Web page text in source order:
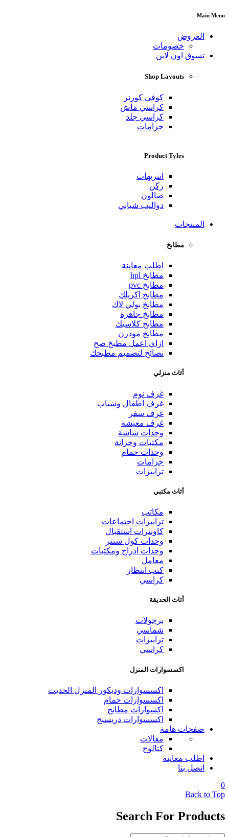
Main Menu
العروض
خصومات
تسوق اون لاين
Shop Layouts
كوفي كورنر
كراسي ماش
كراسي جلد
جزامات
Product Tyles
انتريهات
ركن
صالون
دواليب شبابي
المنتجات
مطابخ
اطلب معاينة
مطابخ hpl
مطابخ pvc
مطابخ اكريلك
مطابخ بولي لاك
مطابخ جاهزة
مطابخ كلاسيك
مطابخ مودرن
ازاي اعمل مطبخ صح
نصائح لتصميم مطبخك
أثاث منزلي
غرف نوم
غرف اطفال وشباب
غرف سفر
غرف معيشة
وحدات شاشة
مكتبات وخزانة
وحدات حمام
جزامات
ترابيزات
أثاث مكتبي
مكاتب
ترابيزات اجتماعات
كاونترات استقبال
وحدات كول سنتر
وحدات ادراج ومكتبات
معامل
كنب انتظار
كراسي
أثاث الحديقة
برجولات
شماسي
ترابيزات
كراسي
اكسسوارات المنزل
اكسسوارات وديكور المنزل الحديث
اكسسوارات حمام
اكسوارات مطابخ
اكسسوارات دريسنج
صفحات هامة
مقالات
كتالوج
اطلب معاينة
اتصل بنا
0
Back to Top
Search For Products